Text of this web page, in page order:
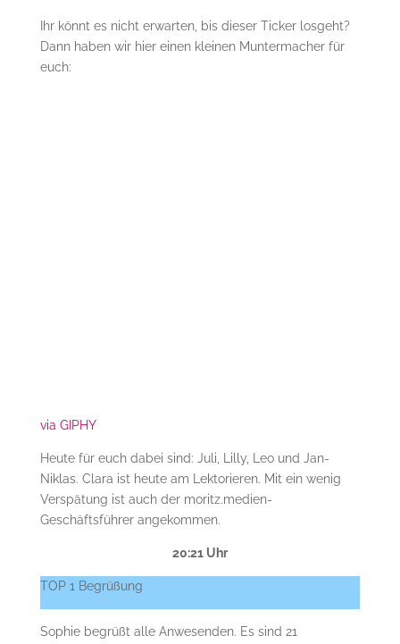
Ihr könnt es nicht erwarten, bis dieser Ticker losgeht?
Dann haben wir hier einen kleinen Muntermacher für
euch:
via GIPHY
Heute für euch dabei sind: Juli, Lilly, Leo und Jan-
Niklas. Clara ist heute am Lektorieren. Mit ein wenig
Verspätung ist auch der moritz.medien-
Geschäftsführer angekommen.
20:21 Uhr
TOP 1 Begrüßung
Sophie begrüßt alle Anwesenden. Es sind 21